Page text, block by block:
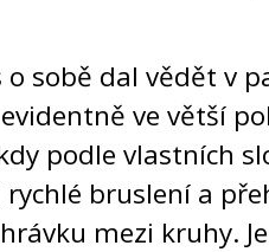
o sobě dal vědět v
ve větší
podle vlastních
bruslení a
mezi kruhy.